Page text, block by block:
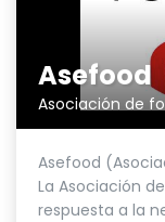
Asefood
Asociación de
Asefood
La Asociación
respuesta a la